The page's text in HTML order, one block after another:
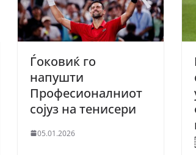
Ѓоковиќ го
напушти
Професионалниот
сојуз на тенисери
05.01.2026